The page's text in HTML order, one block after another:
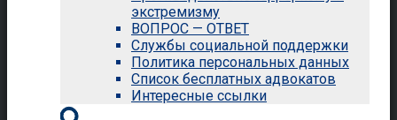
экстремизму
ВОПРОС — ОТВЕТ
Службы социальной поддержки
Политика персональных данных
Список бесплатных адвокатов
Интересные ссылки